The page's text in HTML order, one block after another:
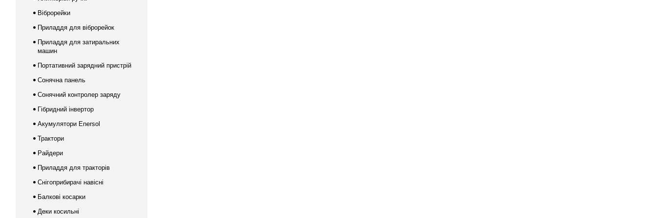
Віброрейки
Приладдя для віброрейок
Приладдя для затиральних
машин
Портативний зарядний пристрій
Сонячна панель
Сонячний контролер заряду
Гібридний інвертор
Акумулятори Enersol
Трактори
Райдери
Приладдя для тракторів
Снігоприбирачі навісні
Балкові косарки
Деки косильні